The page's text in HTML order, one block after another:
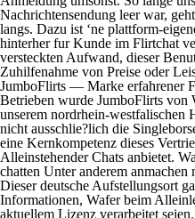
Nachrichtensendung leer war,
langs. Dazu ist ‘ne plattform-
hinterher fur Kunde im Flirtchat
versteckten Aufwand, dieser
Zuhilfenahme von Preise oder
JumboFlirts — Marke erfahrener
Betrieben wurde JumboFlirts von
unserem nordrhein-westfalischen
nicht ausschlie?lich die
eine Kernkompetenz dieses
Alleinstehender Chats anbietet.
chatten Unter anderem anmachen
Dieser deutsche Aufstellungsort
Informationen, Wafer beim
aktuellem Lizenz verarbeitet seien.